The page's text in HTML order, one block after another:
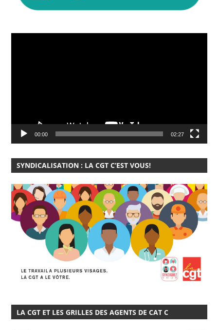
00:00 02:27
SYNDICALISATION : LA CGT C’EST VOUS!
LA CGT ET LES GRILLES DES AGENTS DE CAT C